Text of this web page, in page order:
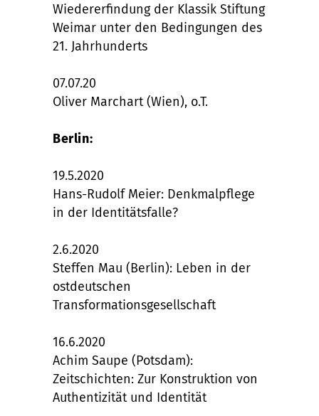
Wiedererfindung der Klassik Stiftung
Weimar unter den Bedingungen des
21. Jahrhunderts
07.07.20
Oliver Marchart (Wien), o.T.
Berlin:
19.5.2020
Hans-Rudolf Meier: Denkmalpflege
in der Identitätsfalle?
2.6.2020
Steffen Mau (Berlin): Leben in der
ostdeutschen
Transformationsgesellschaft
16.6.2020
Achim Saupe (Potsdam):
Zeitschichten: Zur Konstruktion von
Authentizität und Identität